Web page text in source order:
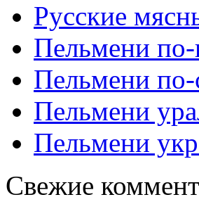
Русские
Пельмени по-
Пельмени по-
Пельмени
Пельмени
Свежие